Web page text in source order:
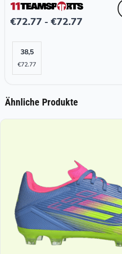
€72.77 - €72.77
38,5
€72.77
Ähnliche Produkte